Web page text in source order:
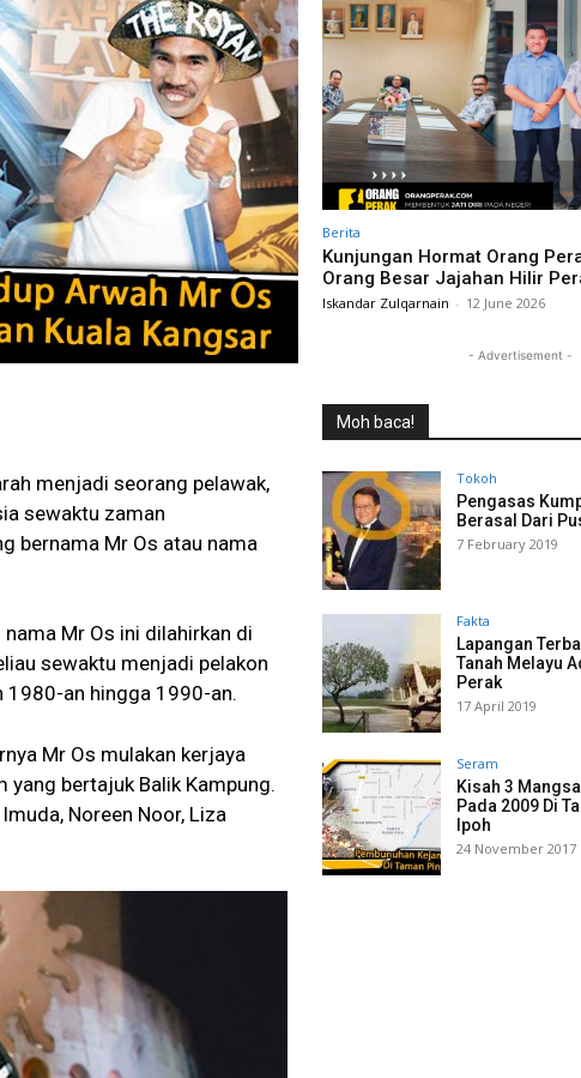
menjadi seorang pelawak,
sewaktu zaman
bernama Mr Os atau nama
Mr Os ini dilahirkan di
sewaktu menjadi pelakon
1980-an hingga 1990-an.
Mr Os mulakan kerjaya
bertajuk Balik Kampung.
Noreen Noor, Liza
Berita
Kunjungan Hormat Orang
Orang Besar Jajahan Hilir
Iskandar Zulqarnain - 12 June 2026
- Advertisement -
Moh baca!
Tokoh
Pengasas
Berasal Dari
7 February 2019
Fakta
Lapangan
Tanah Melayu
Perak
17 April 2019
Seram
Kisah 3
Pada 2009 Di
Ipoh
24 November 2017